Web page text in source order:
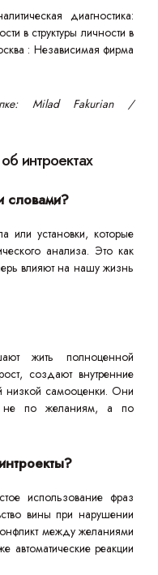
диагностика:
в структуры личности в
: Независимая фирма
Milad Fakurian /
интроектах
словами?
или установки, которые
анализа. Это как
влияют на нашу жизнь
жить полноценной
создают внутренние
низкой самооценки. Они
не по желаниям, а по
использование фраз
вины при нарушении
между желаниями
реакции